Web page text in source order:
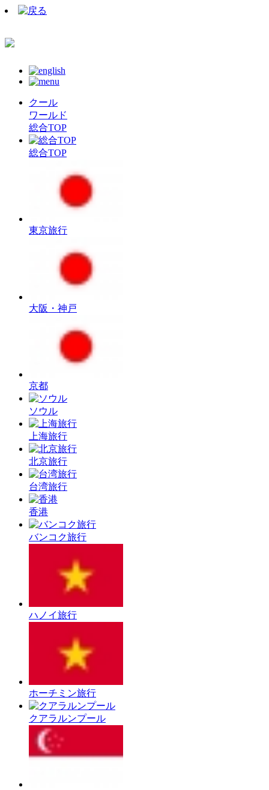
クール
ワールド
総合TOP
総合TOP
東京旅行
大阪・神戸
京都
ソウル
上海旅行
北京旅行
台湾旅行
香港
バンコク旅行
ハノイ旅行
ホーチミン旅行
クアラルンプール